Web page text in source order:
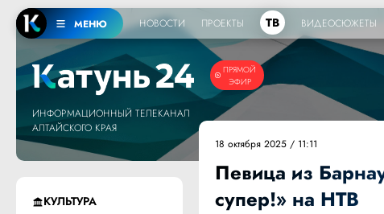
МЕНЮ НОВОСТИ ПРОЕКТЫ ТВ ВИДЕОСЮЖЕТЫ
ПРЯМОЙ
ЭФИР
ИНФОРМАЦИОННЫЙ ТЕЛЕКАНАЛ
АЛТАЙСКОГО КРАЯ
КУЛЬТУРА
18 октября 2025 / 11:11
Певица из
супер!» на НТВ